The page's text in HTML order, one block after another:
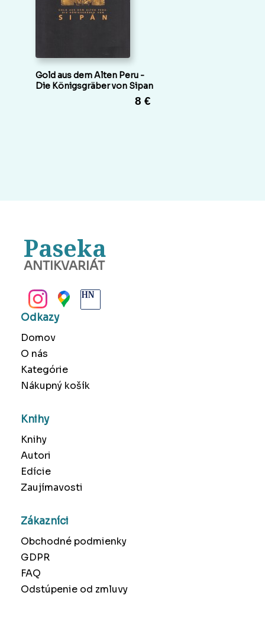
Gold aus dem Alten Peru -
Die Königsgräber von Sipan
8 €
Paseka
ANTIKVARIÁT
Odkazy
Domov
O nás
Kategórie
Nákupný košík
Knihy
Knihy
Autori
Edície
Zaujímavosti
Zákazníci
Obchodné podmienky
GDPR
FAQ
Odstúpenie od zmluvy